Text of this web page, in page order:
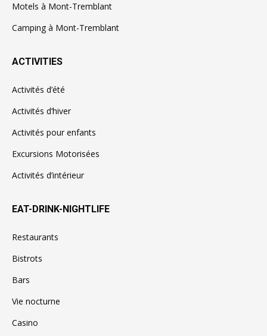
Motels à Mont-Tremblant
Camping à Mont-Tremblant
ACTIVITIES
Activités d’été
Activités d’hiver
Activités pour enfants
Excursions Motorisées
Activités d’intérieur
EAT-DRINK-NIGHTLIFE
Restaurants
Bistrots
Bars
Vie nocturne
Casino